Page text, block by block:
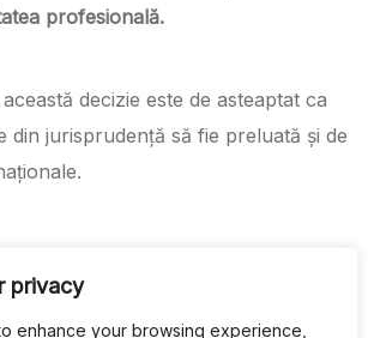
privacy
enhance your browsing experience,
profesională.
decizie este de asteaptat ca
din jurisprudență să fie preluată și de
de dreptul muncii,
domeniu,care va poate îndruma in